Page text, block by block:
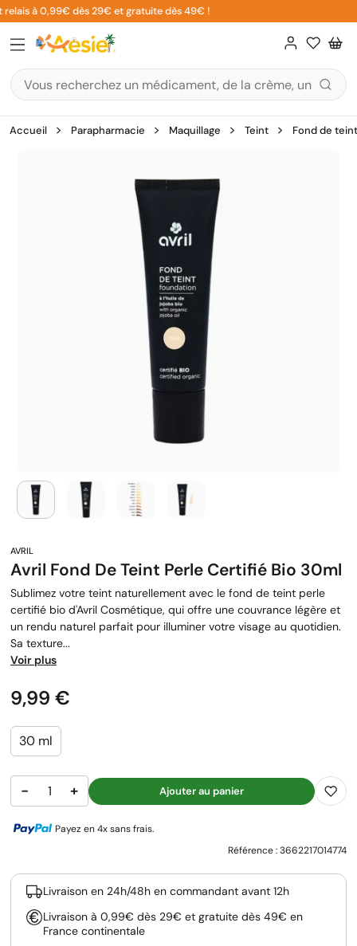
Aller
au
contenu
à 0,99€ dès 29€ et gratuite dès 49€ !
Accueil Parapharmacie Maquillage Teint Fond de teint
Avril Fond De Teint Perle Certifié Bio 30ml
Sublimez votre teint naturellement avec le fond de teint perle
certifié bio d'Avril Cosmétique, qui offre une couvrance légère et
un rendu naturel parfait pour illuminer votre visage au quotidien.
Sa texture...
Voir plus
Prix
9,99 €
30 ml
− + Ajouter au panier
Payez en 4x sans frais.
Référence :3662217014774
Livraison en 24h/48h en commandant avant 12h
Livraison à 0,99€ dès 29€ et gratuite dès 49€ en
France continentale